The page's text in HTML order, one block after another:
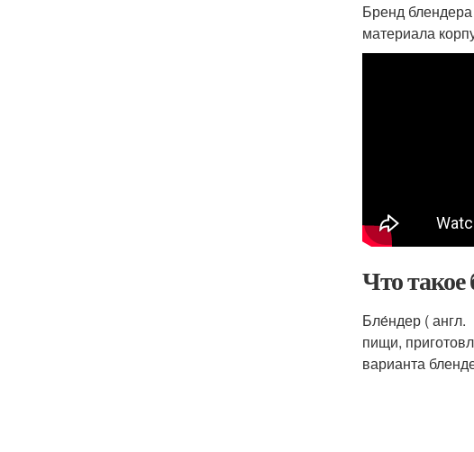
Бренд
материала
Что такое
Бле́ндер (
пищи,
варианта